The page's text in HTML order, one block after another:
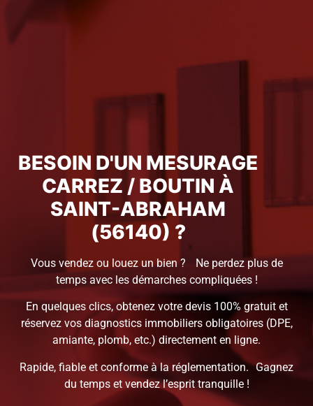
BESOIN D'UN MESURAGE
CARREZ / BOUTIN À
SAINT-ABRAHAM
(56140) ?
Vous vendez ou louez un bien ? Ne perdez plus de
temps avec les démarches compliquées !
En quelques clics, obtenez votre devis 100% gratuit et
réservez vos diagnostics immobiliers obligatoires (DPE,
amiante, plomb, etc.) directement en ligne.
Rapide, fiable et conforme à la réglementation. Gagnez
du temps et vendez l’esprit tranquille !